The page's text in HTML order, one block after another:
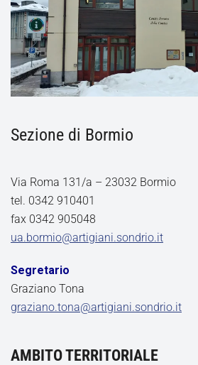
Sezione di Bormio
Via Roma 131/a – 23032 Bormio
tel. 0342 910401
fax 0342 905048
ua.bormio@artigiani.sondrio.it
Segretario
Graziano Tona
graziano.tona@artigiani.sondrio.it
AMBITO TERRITORIALE